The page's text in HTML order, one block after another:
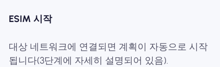
ESIM 시작
대상 네트워크에 연결되면 계획이 자동으로 시작
됩니다(3단계에 자세히 설명되어 있음).